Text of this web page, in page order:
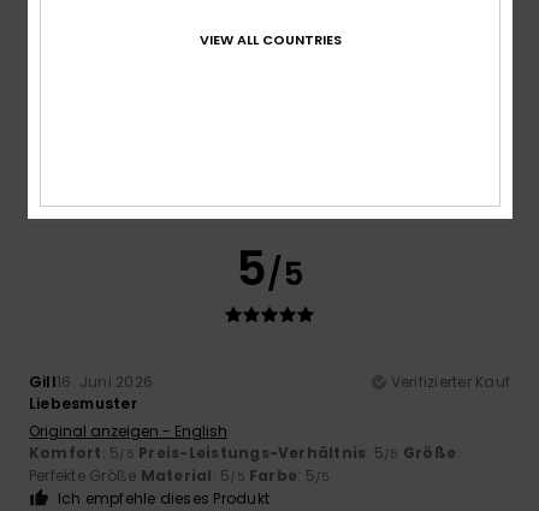
5/5
Gill16. Juni 2026
Verifizierter Kauf
Liebesmuster
Original anzeigen - English
Komfort: 5/5 Preis-Leistungs-Verhältnis: 5/5 Größe:
Perfekte Größe Material: 5/5 Farbe: 5/5
Ich empfehle dieses Produkt
VIEW ALL COUNTRIES